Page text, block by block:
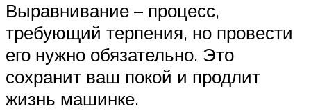
Выравнивание – процесс,
требующий терпения, но провести
его нужно обязательно. Это
сохранит ваш покой и продлит
жизнь машинке.